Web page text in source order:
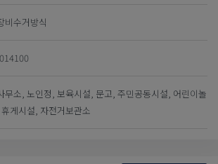
비수거방식
무소, 노인정, 보육시설, 문고, 주민공동시설, 어린이놀
게시설, 자전거보관소